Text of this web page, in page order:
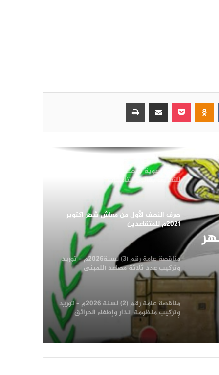
بوكيت مشاركة عبر البريد
التنشيطي الأول للعام 2026 بالهيئة
العامة للتأمينات والمعاشات
هيئة التأمينات تصرف النصف الثاني من
معاش شهر سبتمبر 2021م للمتقاعدين
المدنيين
ندوة توعوية بمصلحة الضرائب والجمارك
للتعريف بقانون التأمينات
صرف النصف الأول من معاش شهر اكتوبر
2021م للمتقاعدين
مناقصة عامة رقم (3) لسنة2026م – توريد
وتركيب عدد ثلاثة مصاعد (للمبنى
الرئيسي للهيئة -والمبنى الاستثماري
المؤجر لبنك التسليف التعاوني والزراعي)
إضافة الى فك المصاعد السابقة
بالمناقصة العامة رقم 3/2026
مناقصة عامة رقم (2) لسنة 2026م – توريد
وتركيب منظومة انذار وإطفاء الحرائق
لأرشيف الإدارة العامة للبيانات ومركز
المعلومات بالإدارة العامة للحاسب الالي
دورات “طوفان الأقصى”